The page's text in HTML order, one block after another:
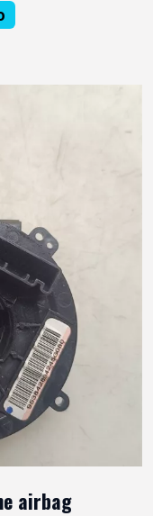
airbag